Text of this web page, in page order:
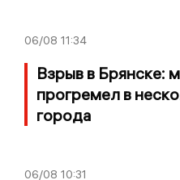
06/08 11:34
Взрыв в Брянске:
прогремел в
города
06/08 10:31